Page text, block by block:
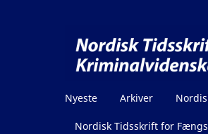
Nyeste Arkiver
Nordisk Tidsskrift for